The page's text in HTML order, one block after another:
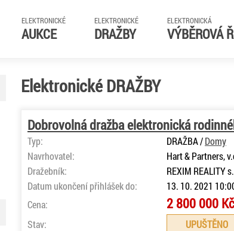
Elektronické DRAŽBY
Dobrovolná dražba elektronická
Typ: DRAŽBA /Domy
Navrhovatel:
Hart & Partners,
Dražebník:
REXIM REALITY
Datum ukončení přihlášek do:
13. 10. 2021
Cena:
2 800 000 Kč
Stav: UPUŠTĚNO
ELEKTRONICKÉ
AUKCE
ELEKTRONICKÉ
DRAŽBY
ELEKTRONICKÁ
VÝBĚROVÁ